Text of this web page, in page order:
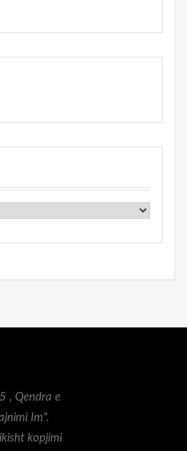
, Qendra e
Im".
kopjimi